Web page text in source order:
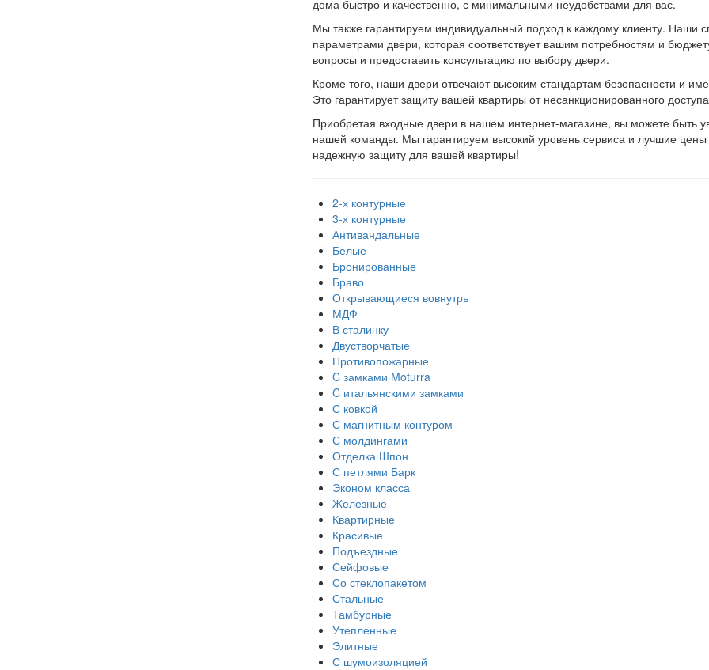
дома быстро и качественно, с минимальными неудобствами для вас.
Мы также гарантируем индивидуальный подход к каждому клиенту. Наши
параметрами двери, которая соответствует вашим потребностям и
вопросы и предоставить консультацию по выбору двери.
Кроме того, наши двери отвечают высоким стандартам безопасности и
Это гарантирует защиту вашей квартиры от несанкционированного
Приобретая входные двери в нашем интернет-магазине, вы можете быть
нашей команды. Мы гарантируем высокий уровень сервиса и лучшие
надежную защиту для вашей квартиры!
2-х контурные
3-х контурные
Антивандальные
Белые
Бронированные
Браво
Открывающиеся вовнутрь
МДФ
В сталинку
Двустворчатые
Противопожарные
C замками Moturra
C итальянскими замками
С ковкой
С магнитным контуром
С молдингами
Отделка Шпон
С петлями Барк
Эконом класса
Железные
Квартирные
Красивые
Подъездные
Сейфовые
Со стеклопакетом
Стальные
Тамбурные
Утепленные
Элитные
С шумоизоляцией